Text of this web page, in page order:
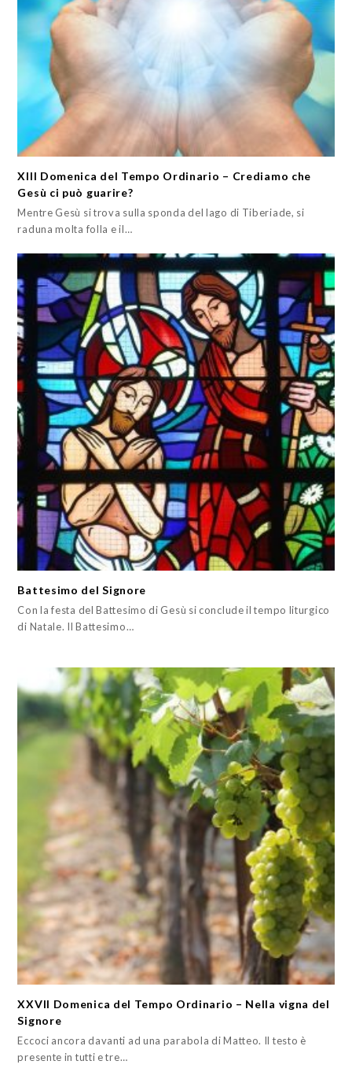
XIII Domenica del Tempo Ordinario – Crediamo che
Gesù ci può guarire?
Mentre Gesù si trova sulla sponda del lago di Tiberiade, si
raduna molta folla e il…
Battesimo del Signore
Con la festa del Battesimo di Gesù si conclude il tempo liturgico
di Natale. Il Battesimo…
XXVII Domenica del Tempo Ordinario – Nella vigna del
Signore
Eccoci ancora davanti ad una parabola di Matteo. Il testo è
presente in tutti e tre…